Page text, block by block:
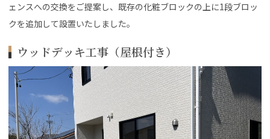
ェンスへの交換をご提案し、既存の化粧ブロックの上に1段ブロッ
クを追加して設置いたしました。
ウッドデッキ工事（屋根付き）